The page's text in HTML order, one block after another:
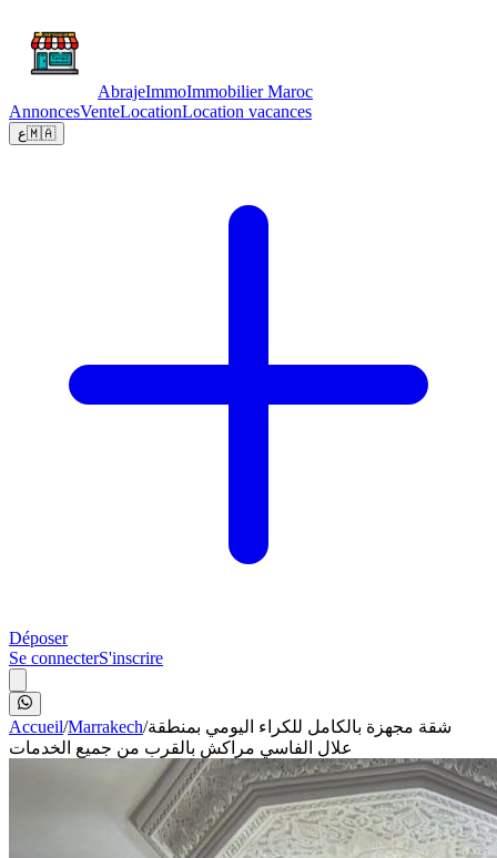
AbrajeImmoImmobilier Maroc
AnnoncesVenteLocationLocation vacances
ع🇲🇦
Déposer
Se connecterS'inscrire
Accueil/Marrakech/شقة مجهزة بالكامل للكراء اليومي بمنطقة
علال الفاسي مراكش بالقرب من جميع الخدمات